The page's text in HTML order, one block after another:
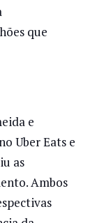
que
e
Uber Eats e
as
Ambos